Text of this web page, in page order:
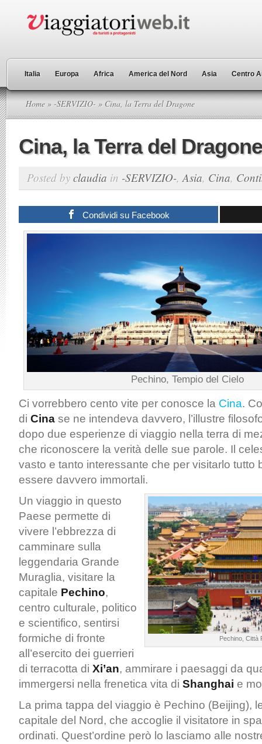
Italia Europa Africa America del Nord Asia Centro
Home » -SERVIZIO- » Cina, la Terra del Dragone
Cina, la Terra del Dragone
Posted by claudia in -SERVIZIO-,Asia, Cina,
Condividi su Facebook
Pechino, Tempio del Cielo
Ci vorrebbero cento vite per conosce la Cina.
di Cina se ne intendeva davvero, l’illustre
dopo due esperienze di viaggio nella terra di
che riconoscere la verità delle sue parole. Il
vasto e tanto interessante che per visitarlo tutto
essere davvero immortali.
Pechino, Città
Un viaggio in questo
Paese permette di
vivere l’ebbrezza di
camminare sulla
leggendaria Grande
Muraglia, visitare la
capitale Pechino,
centro culturale, politico
e scientifico, sentirsi
formiche di fronte
all’esercito dei guerrieri
di terracotta di Xi’an, ammirare i paesaggi da
immergersi nella frenetica vita di Shanghai e
La prima tappa del viaggio è Pechino (Beijing),
capitale del Nord, che accoglie il visitatore in
ordinati. Quest’ordine però lo lasciamo alle